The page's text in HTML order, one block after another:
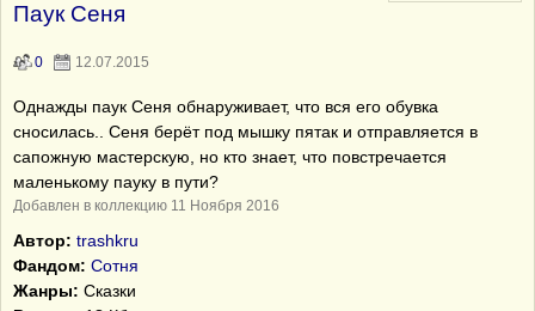
Паук Сеня
0 12.07.2015
Однажды паук Сеня обнаруживает, что вся его обувка
сносилась.. Сеня берёт под мышку пятак и отправляется в
сапожную мастерскую, но кто знает, что повстречается
маленькому пауку в пути?
Добавлен в коллекцию 11 Ноября 2016
Автор: trashkru
Фандом: Сотня
Жанры: Сказки